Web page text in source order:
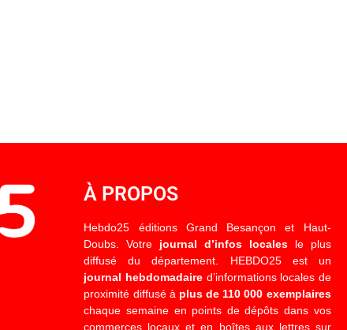
À PROPOS
Hebdo25 éditions Grand Besançon et Haut-
Doubs. Votre journal d’infos localesle plus
diffusé du département. HEBDO25 est un
journal hebdomadaired’informations locales de
proximité diffusé à plus de 110 000 exemplaires
chaque semaine en points de dépôts dans vos
commerces locaux et en boîtes aux lettres sur